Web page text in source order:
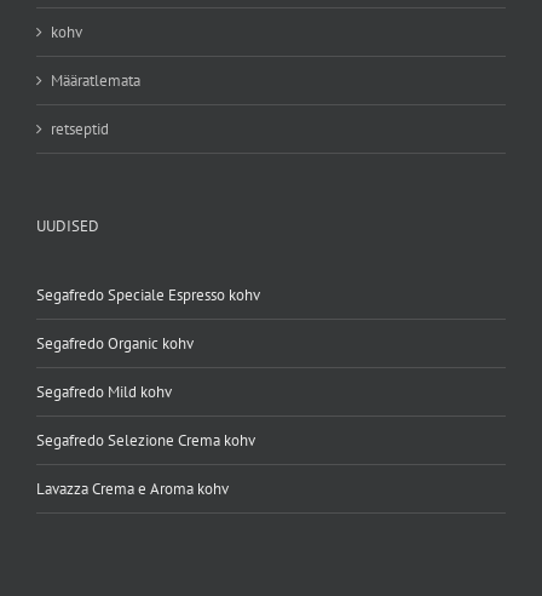
kohv
Määratlemata
retseptid
UUDISED
Segafredo Speciale Espresso kohv
Segafredo Organic kohv
Segafredo Mild kohv
Segafredo Selezione Crema kohv
Lavazza Crema e Aroma kohv